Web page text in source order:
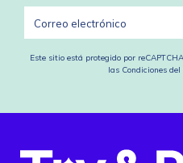
Este sitio está protegido por
las Condiciones del